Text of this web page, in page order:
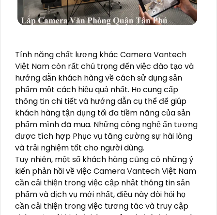
Tính năng chất lượng khác Camera Vantech
Việt Nam còn rất chú trọng đến việc đào tạo và
hướng dẫn khách hàng về cách sử dụng sản
phẩm một cách hiệu quả nhất. Họ cung cấp
thông tin chi tiết và hướng dẫn cụ thể để giúp
khách hàng tận dụng tối đa tiềm năng của sản
phẩm mình đã mua. Những công nghệ ấn tượng
được tích hợp Phục vụ tăng cường sự hài lòng
và trải nghiệm tốt cho người dùng.
Tuy nhiên, một số khách hàng cũng có những ý
kiến phản hồi về việc Camera Vantech Việt Nam
cần cải thiện trong việc cập nhật thông tin sản
phẩm và dịch vụ mới nhất, điều này đòi hỏi họ
cần cải thiện trong việc tương tác và truy cập